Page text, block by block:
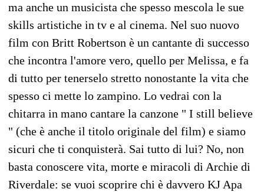
ma anche un musicista che spesso mescola le sue
skills artistiche in tv e al cinema. Nel suo nuovo
film con Britt Robertson è un cantante di successo
che incontra l'amore vero, quello per Melissa, e fa
di tutto per tenerselo stretto nonostante la vita che
spesso ci mette lo zampino. Lo vedrai con la
chitarra in mano cantare la canzone " I still believe
" (che è anche il titolo originale del film) e siamo
sicuri che ti conquisterà. Sai tutto di lui? No, non
basta conoscere vita, morte e miracoli di Archie di
Riverdale: se vuoi scoprire chi è davvero KJ Apa